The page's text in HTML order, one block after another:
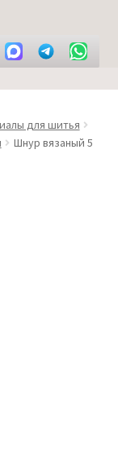
для шитья
Шнур вязаный 5